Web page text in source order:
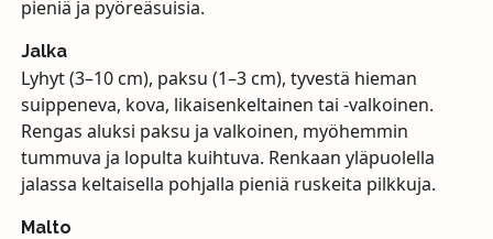
pieniä ja pyöreäsuisia.
Jalka
Lyhyt (3–10 cm), paksu (1–3 cm), tyvestä hieman
suippeneva, kova, likaisenkeltainen tai -valkoinen.
Rengas aluksi paksu ja valkoinen, myöhemmin
tummuva ja lopulta kuihtuva. Renkaan yläpuolella
jalassa keltaisella pohjalla pieniä ruskeita pilkkuja.
Malto